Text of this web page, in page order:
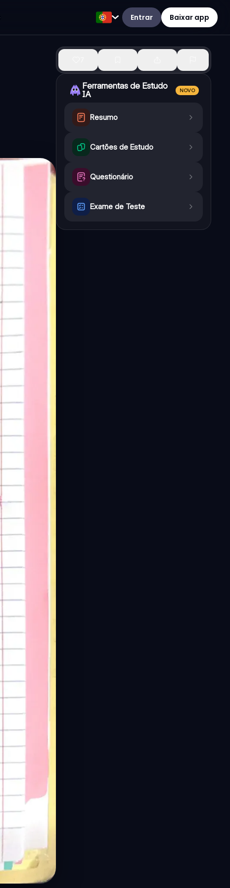
Entrar Baixar app
Ferramentas de Estudo
IA
NOVO
Resumo
Cartões de Estudo
Questionário
Exame de Teste